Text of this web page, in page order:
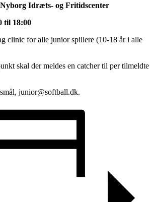
Idræts- og Fritidscenter
til 18:00
clinic for alle junior spillere (10-18 år i alle
skal der meldes en catcher til per tilmeldte
junior@softball.dk.